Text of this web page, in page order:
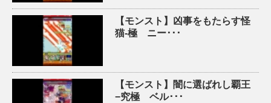
【モンスト】凶事をもたらす怪
猫-極 ニー･･･
【モンスト】闇に選ばれし覇王
−究極 ベル･･･